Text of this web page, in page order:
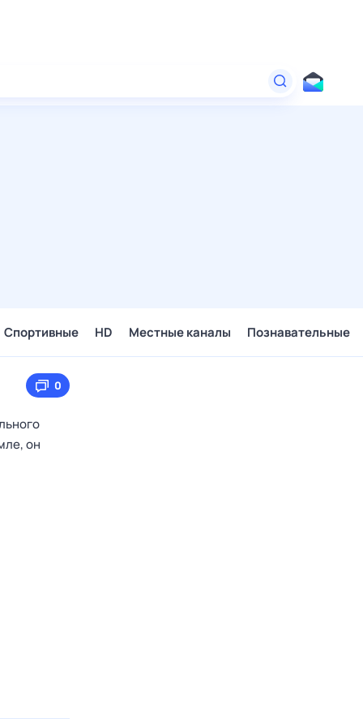
Спортивные HD Местные каналы Познавательные
0
он